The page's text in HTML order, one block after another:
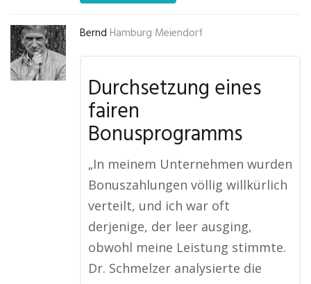
Bernd Hamburg Meiendorf
Durchsetzung eines
fairen
Bonusprogramms
„In meinem Unternehmen wurden
Bonuszahlungen völlig willkürlich
verteilt, und ich war oft
derjenige, der leer ausging,
obwohl meine Leistung stimmte.
Dr. Schmelzer analysierte die